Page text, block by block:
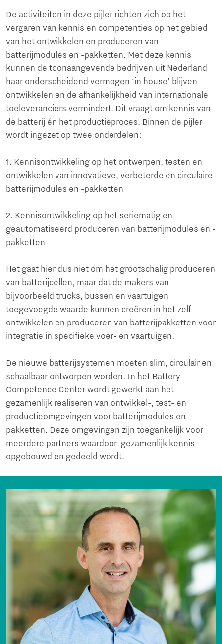
De activiteiten in deze pijler richten zich op het
vergaren van kennis en competenties op het gebied
van het ontwikkelen en produceren van
batterijmodules en -pakketten. Met deze kennis
kunnen de toonaangevende bedrijven uit Nederland
haar onderscheidend vermogen ‘in house’ blijven
ontwikkelen en de afhankelijkheid van internationale
toeleveranciers vermindert. Dit vraagt om kennis van
de batterij én het productieproces. Binnen de pijler
wordt ingezet op twee onderdelen:
1. Kennisontwikkeling op het ontwerpen, testen en
ontwikkelen van innovatieve, verbeterde en circulaire
batterijmodules en -pakketten
2. Kennisontwikkeling op het seriematig en
geautomatiseerd produceren van batterijmodules en -
pakketten
Het gaat hier dus niet om het grootschalig produceren
van batterijcellen, maar dat de makers van
bijvoorbeeld trucks, bussen en vaartuigen
toegevoegde waarde kunnen creëren in het zelf
ontwikkelen en produceren van batterijpakketten voor
integratie in specifieke voer- en vaartuigen.
De nieuwe batterijsystemen moeten slim, circulair en
schaalbaar ontworpen worden. In het Battery
Competence Center wordt gewerkt aan het
gezamenlijk realiseren van ontwikkel-, test- en
productieomgevingen voor batterijmodules en –
pakketten. Deze omgevingen zijn toegankelijk voor
meerdere partners waardoor gezamenlijk kennis
opgebouwd en gedeeld wordt.